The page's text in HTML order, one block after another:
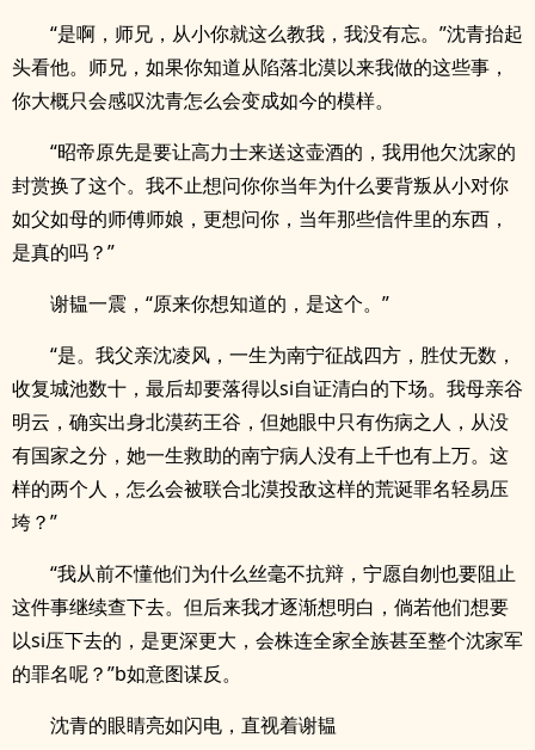
“是啊，师兄，从小你就这么教我，我没有忘。”沈青抬起
头看他。师兄，如果你知道从陷落北漠以来我做的这些事，
你大概只会感叹沈青怎么会变成如今的模样。
“昭帝原先是要让高力士来送这壶酒的，我用他欠沈家的
封赏换了这个。我不止想问你你当年为什么要背叛从小对你
如父如母的师傅师娘，更想问你，当年那些信件里的东西，
是真的吗？”
谢韫一震，“原来你想知道的，是这个。”
“是。我父亲沈凌风，一生为南宁征战四方，胜仗无数，
收复城池数十，最后却要落得以si自证清白的下场。我母亲谷
明云，确实出身北漠药王谷，但她眼中只有伤病之人，从没
有国家之分，她一生救助的南宁病人没有上千也有上万。这
样的两个人，怎么会被联合北漠投敌这样的荒诞罪名轻易压
垮？”
“我从前不懂他们为什么丝毫不抗辩，宁愿自刎也要阻止
这件事继续查下去。但后来我才逐渐想明白，倘若他们想要
以si压下去的，是更深更大，会株连全家全族甚至整个沈家军
的罪名呢？”b如意图谋反。
沈青的眼睛亮如闪电，直视着谢韫